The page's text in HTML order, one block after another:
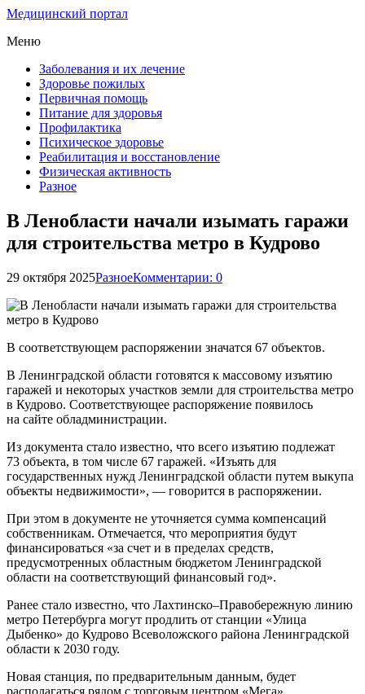
Медицинский портал
Меню
Заболевания и их лечение
Здоровье пожилых
Первичная помощь
Питание для здоровья
Профилактика
Психическое здоровье
Реабилитация и восстановление
Физическая активность
Разное
В Ленобласти начали изымать гаражи
для строительства метро в Кудрово
29 октября 2025РазноеКомментарии: 0
В соответствующем распоряжении значатся 67 объектов.
В Ленинградской области готовятся к массовому изъятию
гаражей и некоторых участков земли для строительства метро
в Кудрово. Соответствующее распоряжение появилось
на сайте обладминистрации.
Из документа стало известно, что всего изъятию подлежат
73 объекта, в том числе 67 гаражей. «Изъять для
государственных нужд Ленинградской области путем выкупа
объекты недвижимости», — говорится в распоряжении.
При этом в документе не уточняется сумма компенсаций
собственникам. Отмечается, что мероприятия будут
финансироваться «за счет и в пределах средств,
предусмотренных областным бюджетом Ленинградской
области на соответствующий финансовый год».
Ранее стало известно, что Лахтинско–Правобережную линию
метро Петербурга могут продлить от станции «Улица
Дыбенко» до Кудрово Всеволожского района Ленинградской
области к 2030 году.
Новая станция, по предварительным данным, будет
располагаться рядом с торговым центром «Мега».